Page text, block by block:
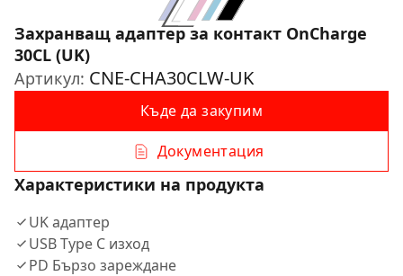
Захранващ адаптер за контакт OnCharge
30CL (UK)
Артикул: CNE-CHA30CLW-UK
Къде да закупим
Документация
Характеристики на продукта
UK адаптер
USB Type C изход
PD Бързо зареждане